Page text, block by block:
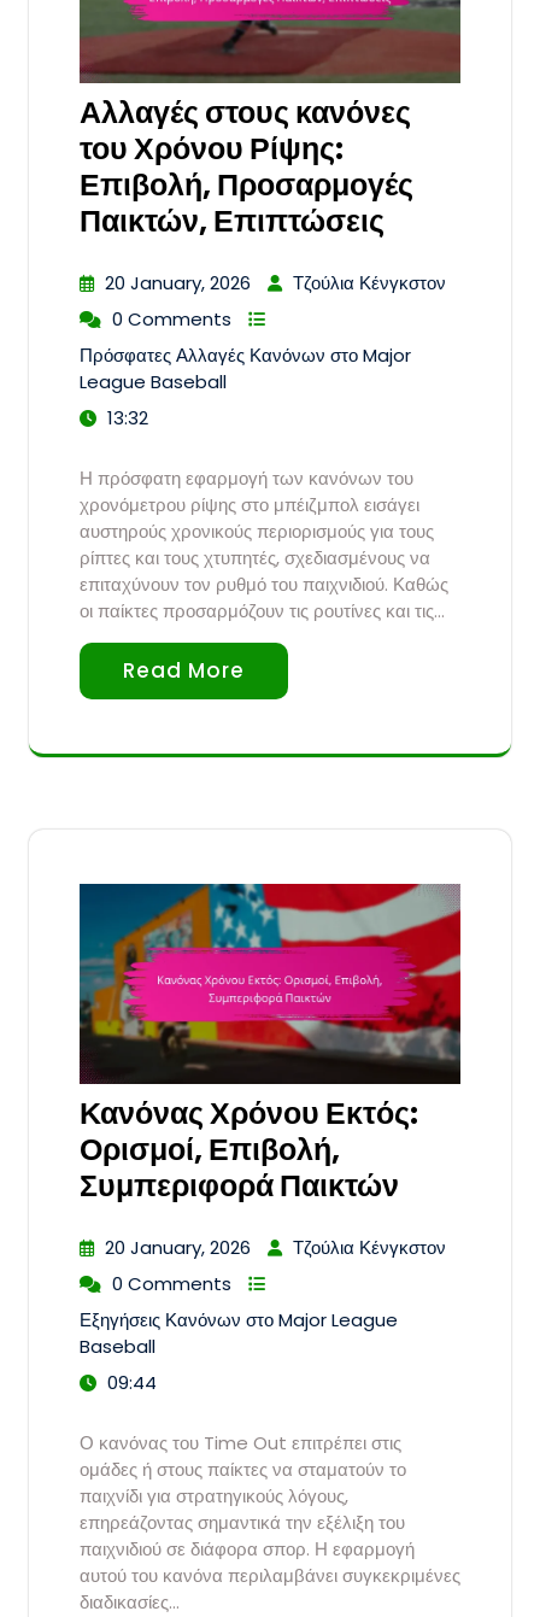
Αλλαγές στους κανόνες
του Χρόνου Ρίψης:
Επιβολή, Προσαρμογές
Παικτών, Επιπτώσεις
20 January, 2026
Τζούλια Κένγκστον
0 Comments
Πρόσφατες Αλλαγές Κανόνων στο Major
League Baseball
13:32
Η πρόσφατη εφαρμογή των κανόνων του
χρονόμετρου ρίψης στο μπέιζμπολ εισάγει
αυστηρούς χρονικούς περιορισμούς για τους
ρίπτες και τους χτυπητές, σχεδιασμένους να
επιταχύνουν τον ρυθμό του παιχνιδιού. Καθώς
οι παίκτες προσαρμόζουν τις ρουτίνες και τις…
Read More
Κανόνας Χρόνου Εκτός:
Ορισμοί, Επιβολή,
Συμπεριφορά Παικτών
20 January, 2026
Τζούλια Κένγκστον
0 Comments
Εξηγήσεις Κανόνων στο Major League
Baseball
09:44
Ο κανόνας του Time Out επιτρέπει στις
ομάδες ή στους παίκτες να σταματούν το
παιχνίδι για στρατηγικούς λόγους,
επηρεάζοντας σημαντικά την εξέλιξη του
παιχνιδιού σε διάφορα σπορ. Η εφαρμογή
αυτού του κανόνα περιλαμβάνει συγκεκριμένες
διαδικασίες…